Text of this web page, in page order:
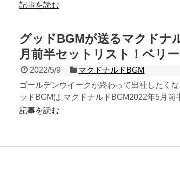
記事を読む
グッドBGMが送るマクドナ
月前半セットリスト！ベリ
2022/5/9
マクドナルドBGM
ゴールデンウイークが終わって出社したく
ッドBGMは マクドナルドBGM2022年5月前
記事を読む